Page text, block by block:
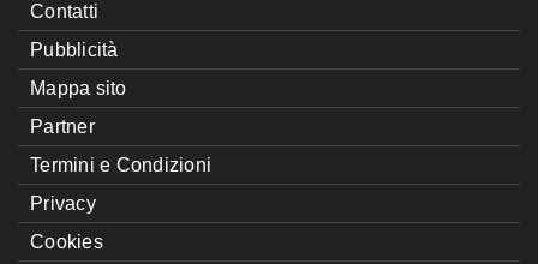
Contatti
Pubblicità
Mappa sito
Partner
Termini e Condizioni
Privacy
Cookies